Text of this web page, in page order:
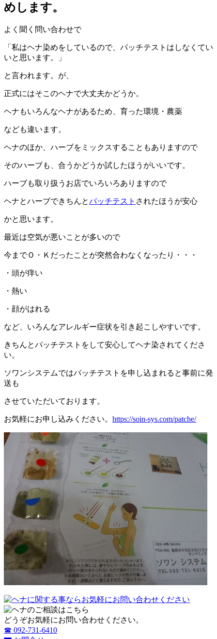
めします。
よく聞く問い合わせで
「私はヘナ染めをしているので、パッチテストはしなくてい
いと思います。」
と言われます。が、
正式にはそこのヘナで大丈夫かどうか。
ヘナもいろんなヘナがあるため、育った環境・農薬
なども違います。
ヘナのほか、ハーブをミックスすることもありますので
そのハーブも、合うかどうか試したほうがいいです。
ハーブも取り扱うお店でいろいろありますので
ヘナとハーブできちんとパッチテスト されたほうが安心
かと思います。
最近は空気が悪いことが多いので
今までＯ・Ｋだったことが突然合わなくなったり・・・
・頭が痒い
・熱い
・顔がはれる
など、いろんなアレルギー症状を引き起こしやすいです。
きちんとパッチテストをして安心してヘナ染されてくださ
い。
ソワンシステムではパッチテストを申し込まれると事前に発
送も
させていただいております。
お気軽にお申し込みください。 https://soin-sys.com/patche/
どうぞお気軽にお問い合わせください。
☎ 092-731-6410